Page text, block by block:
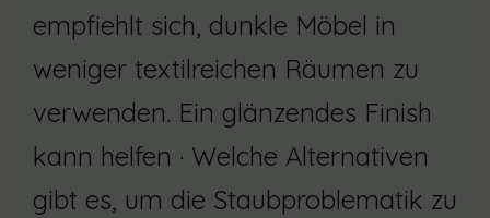
empfiehlt sich, dunkle Möbel in
weniger textilreichen Räumen zu
verwenden. Ein glänzendes Finish
kann helfen · Welche Alternativen
gibt es, um die Staubproblematik zu